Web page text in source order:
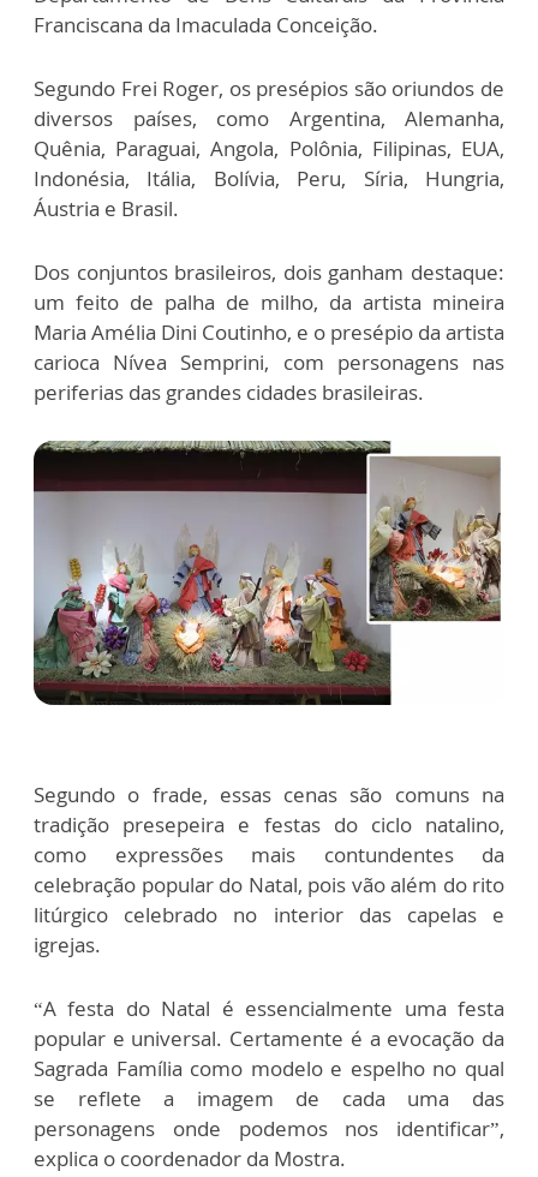
Franciscana da Imaculada Conceição.
Segundo Frei Roger, os presépios são oriundos de
diversos países, como Argentina, Alemanha,
Quênia, Paraguai, Angola, Polônia, Filipinas, EUA,
Indonésia, Itália, Bolívia, Peru, Síria, Hungria,
Áustria e Brasil.
Dos conjuntos brasileiros, dois ganham destaque:
um feito de palha de milho, da artista mineira
Maria Amélia Dini Coutinho, e o presépio da artista
carioca Nívea Semprini, com personagens nas
periferias das grandes cidades brasileiras.
Segundo o frade, essas cenas são comuns na
tradição presepeira e festas do ciclo natalino,
como expressões mais contundentes da
celebração popular do Natal, pois vão além do rito
litúrgico celebrado no interior das capelas e
igrejas.
“A festa do Natal é essencialmente uma festa
popular e universal. Certamente é a evocação da
Sagrada Família como modelo e espelho no qual
se reflete a imagem de cada uma das
personagens onde podemos nos identificar”,
explica o coordenador da Mostra.